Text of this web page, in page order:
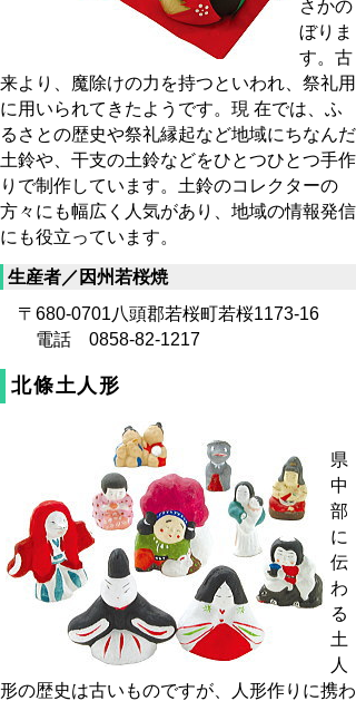
さかの
ぼりま
す。古
来より、魔除けの力を持つといわれ、祭礼用
に用いられてきたようです。現 在では、ふ
るさとの歴史や祭礼縁起など地域にちなんだ
土鈴や、干支の土鈴などをひとつひとつ手作
りで制作しています。土鈴のコレクターの
方々にも幅広く人気があり、地域の情報発信
にも役立っています。
生産者／因州若桜焼
〒680-0701八頭郡若桜町若桜1173-16
電話 0858-82-1217
北條土人形
県
中
部
に
伝
わ
る
土
人
形の歴史は古いものですが、人形作りに携わ